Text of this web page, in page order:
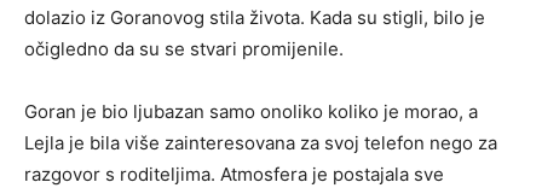
dolazio iz Goranovog stila života. Kada su stigli, bilo je
očigledno da su se stvari promijenile.
Goran je bio ljubazan samo onoliko koliko je morao, a
Lejla je bila više zainteresovana za svoj telefon nego za
razgovor s roditeljima. Atmosfera je postajala sve